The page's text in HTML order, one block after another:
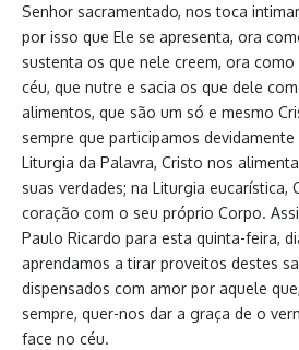
Senhor sacramentado, nos toca
por isso que Ele se apresenta, ora
sustenta os que nele creem, ora
céu, que nutre e sacia os que dele
alimentos, que são um só e mesmo
sempre que participamos devidamente
Liturgia da Palavra, Cristo nos
suas verdades; na Liturgia eucarística,
coração com o seu próprio Corpo.
Paulo Ricardo para esta quinta-feira,
aprendamos a tirar proveitos destes
dispensados com amor por aquele
sempre, quer-nos dar a graça de o
face no céu.